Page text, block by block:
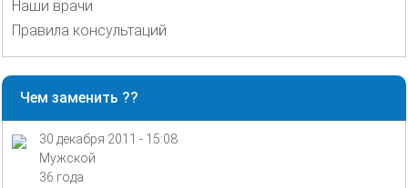
Наши врачи
Правила консультаций
Чем заменить ??
30 декабря 2011 - 15:08
Мужской
36 года